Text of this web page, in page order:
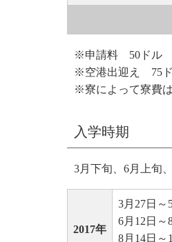
※申請料 50ドル
※空港出迎え 75
※寮によって寮費は
入学時期
3月下旬、6月上旬
2017年
3月27日～
6月12日～
8月14日～